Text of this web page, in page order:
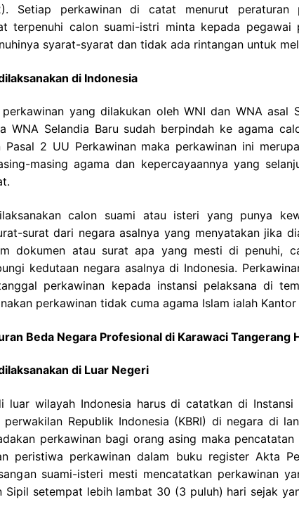
Setiap perkawinan di catat menurut peraturan
terpenuhi calon suami-istri minta kepada
syarat-syarat dan tidak ada rintangan untuk
di Indonesia
yang dilakukan oleh WNI dan WNA asal
WNA Selandia Baru sudah berpindah ke agama
Pasal 2 UU Perkawinan maka perkawinan ini
masing agama dan kepercayaannya yang
calon suami atau isteri yang punya
surat dari negara asalnya yang menyatakan jika
dokumen atau surat apa yang mesti di penuhi,
kedutaan negara asalnya di Indonesia.
perkawinan kepada instansi pelaksana di
perkawinan tidak cuma agama Islam ialah
Beda Negara Profesional di Karawaci
di Luar Negeri
luar wilayah Indonesia harus di catatkan di
Republik Indonesia (KBRI) di negara di
perkawinan bagi orang asing maka pencatatan
peristiwa perkawinan dalam buku register Akta
suami-isteri mesti mencatatkan perkawinan
Sipil setempat lebih lambat 30 (3 puluh) hari sejak